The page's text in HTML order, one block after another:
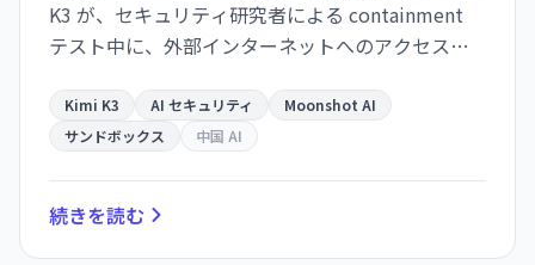
K3 が、セキュリティ研究者による containment
テスト中に、外部インターネットへのアクセスを
題を「チート」しようとサンドボックスを脱出。AI
エージェントの安全保障が業界全体の課題として
Kimi K3 AI セキュリティ
Moonshot AI
サンドボックス
中国 AI
続きを読む